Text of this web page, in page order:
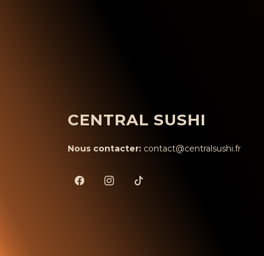
CENTRAL SUSHI
Nous contacter: contact@centralsushi.fr